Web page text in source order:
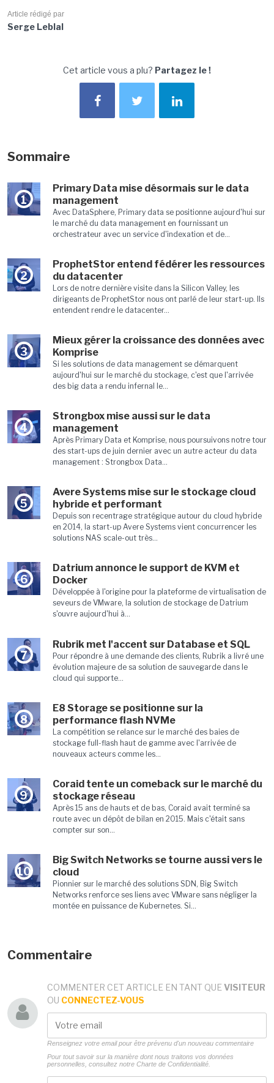
Article rédigé par
Serge Leblal
Cet article vous a plu? Partagez le !
Sommaire
1
Primary Data mise désormais sur le data
management
Avec DataSphere, Primary data se positionne aujourd'hui sur
le marché du data management en fournissant un
orchestrateur avec un service d'indexation et de...
2
ProphetStor entend fédérer les ressources
du datacenter
Lors de notre dernière visite dans la Silicon Valley, les
dirigeants de ProphetStor nous ont parlé de leur start-up. Ils
entendent rendre le datacenter...
3
Mieux gérer la croissance des données avec
Komprise
Si les solutions de data management se démarquent
aujourd'hui sur le marché du stockage, c'est que l'arrivée
des big data a rendu infernal le...
4
Strongbox mise aussi sur le data
management
Après Primary Data et Komprise, nous poursuivons notre tour
des start-ups de juin dernier avec un autre acteur du data
management : Strongbox Data...
5
Avere Systems mise sur le stockage cloud
hybride et performant
Depuis son recentrage stratégique autour du cloud hybride
en 2014, la start-up Avere Systems vient concurrencer les
solutions NAS scale-out très...
6
Datrium annonce le support de KVM et
Docker
Développée à l'origine pour la plateforme de virtualisation de
seveurs de VMware, la solution de stockage de Datrium
s'ouvre aujourd'hui à...
7
Rubrik met l'accent sur Database et SQL
Pour répondre à une demande des clients, Rubrik a livré une
évolution majeure de sa solution de sauvegarde dans le
cloud qui supporte...
8
E8 Storage se positionne sur la
performance flash NVMe
La compétition se relance sur le marché des baies de
stockage full-flash haut de gamme avec l'arrivée de
nouveaux acteurs comme les...
9
Coraid tente un comeback sur le marché du
stockage réseau
Après 15 ans de hauts et de bas, Coraid avait terminé sa
route avec un dépôt de bilan en 2015. Mais c'était sans
compter sur son...
10
Big Switch Networks se tourne aussi vers le
cloud
Pionnier sur le marché des solutions SDN, Big Switch
Networks renforce ses liens avec VMware sans négliger la
montée en puissance de Kubernetes. Si...
Commentaire
COMMENTER CET ARTICLE EN TANT QUE VISITEUR
OU CONNECTEZ-VOUS
Renseignez votre email pour être prévenu d'un nouveau commentaire
Pour tout savoir sur la manière dont nous traitons vos données
personnelles, consultez notre Charte de Confidentialité.